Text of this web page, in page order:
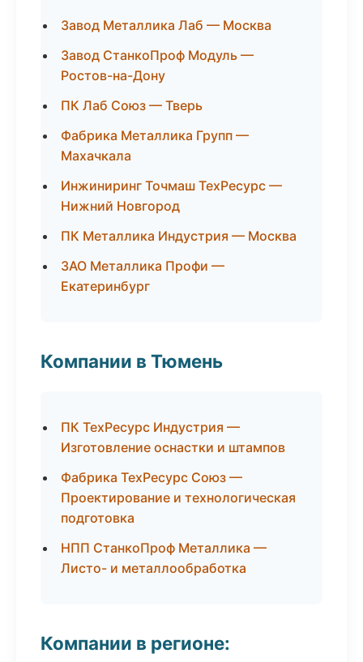
Завод Металлика Лаб — Москва
Завод СтанкоПроф Модуль —
Ростов-на-Дону
ПК Лаб Союз — Тверь
Фабрика Металлика Групп —
Махачкала
Инжиниринг Точмаш ТехРесурс —
Нижний Новгород
ПК Металлика Индустрия — Москва
ЗАО Металлика Профи —
Екатеринбург
Компании в Тюмень
ПК ТехРесурс Индустрия —
Изготовление оснастки и штампов
Фабрика ТехРесурс Союз —
Проектирование и технологическая
подготовка
НПП СтанкоПроф Металлика —
Листо- и металлообработка
Компании в регионе: